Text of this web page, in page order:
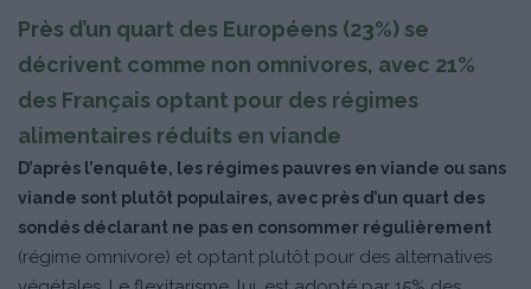
Près d’un quart des Européens (23%) se
décrivent comme non omnivores, avec 21%
des Français optant pour des régimes
alimentaires réduits en viande
D’après l’enquête, les régimes pauvres en viande ou sans
viande sont plutôt populaires, avec près d’un quart des
sondés déclarant ne pas en consommer régulièrement
(régime omnivore) et optant plutôt pour des alternatives